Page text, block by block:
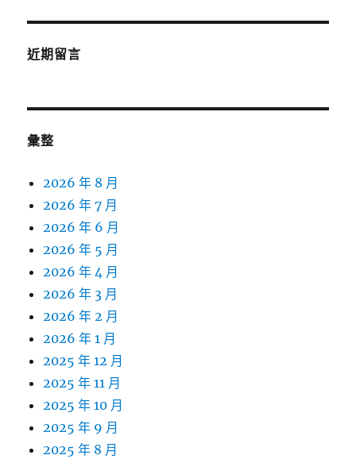
近期留言
彙整
2026 年 8 月
2026 年 7 月
2026 年 6 月
2026 年 5 月
2026 年 4 月
2026 年 3 月
2026 年 2 月
2026 年 1 月
2025 年 12 月
2025 年 11 月
2025 年 10 月
2025 年 9 月
2025 年 8 月